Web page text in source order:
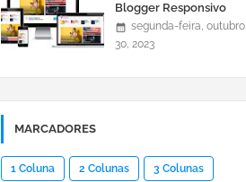
Blogger Responsivo
segunda-feira, outubro
30, 2023
MARCADORES
1 Coluna 2 Colunas 3 Colunas